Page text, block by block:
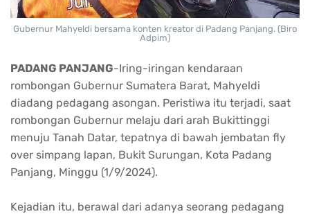
Gubernur Mahyeldi bersama konten kreator di Padang Panjang. (Biro
Adpim)
PADANG PANJANG-Iring-iringan kendaraan
rombongan Gubernur Sumatera Barat, Mahyeldi
diadang pedagang asongan. Peristiwa itu terjadi, saat
rombongan Gubernur melaju dari arah Bukittinggi
menuju Tanah Datar, tepatnya di bawah jembatan fly
over simpang lapan, Bukit Surungan, Kota Padang
Panjang, Minggu (1/9/2024).
Kejadian itu, berawal dari adanya seorang pedagang